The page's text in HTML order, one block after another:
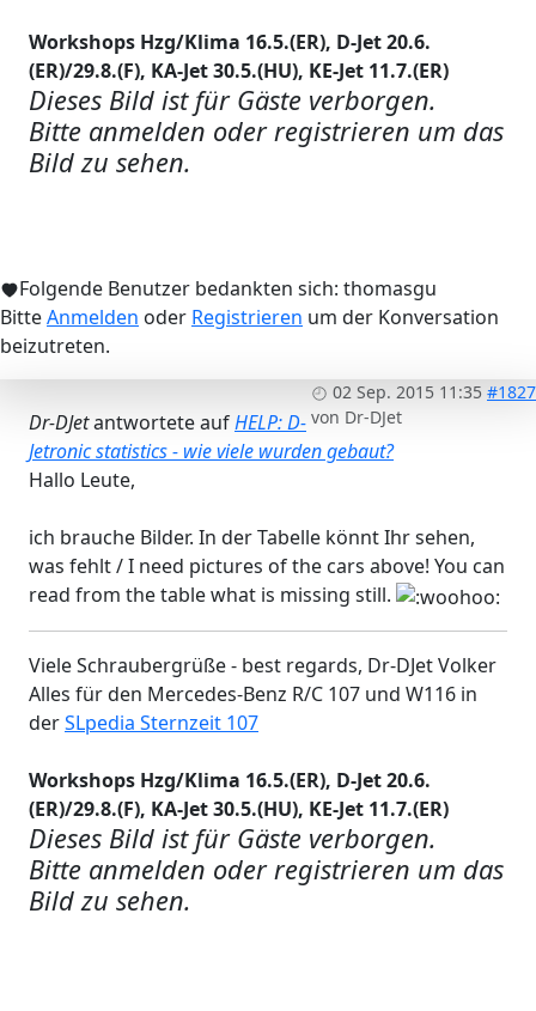
Workshops Hzg/Klima 16.5.(ER), D-Jet 20.6.
(ER)/29.8.(F), KA-Jet 30.5.(HU), KE-Jet 11.7.(ER)
Dieses Bild ist für Gäste verborgen.
Bitte anmelden oder registrieren um das
Bild zu sehen.
Folgende Benutzer bedankten sich: thomasgu
BitteAnmelden oder Registrieren um der Konversation
beizutreten.
02 Sep. 2015 11:35 #1827
von Dr-DJet
Dr-DJetantwortete aufHELP: D-
Jetronic statistics - wie viele wurden gebaut?
Hallo Leute,
ich brauche Bilder. In der Tabelle könnt Ihr sehen,
was fehlt / I need pictures of the cars above! You can
read from the table what is missing still.
Viele Schraubergrüße - best regards, Dr-DJet Volker
Alles für den Mercedes-Benz R/C 107 und W116 in
derSLpedia Sternzeit 107
Workshops Hzg/Klima 16.5.(ER), D-Jet 20.6.
(ER)/29.8.(F), KA-Jet 30.5.(HU), KE-Jet 11.7.(ER)
Dieses Bild ist für Gäste verborgen.
Bitte anmelden oder registrieren um das
Bild zu sehen.